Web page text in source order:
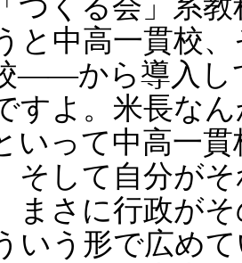
と中高一貫校
――から導入し
すよ。米長な
いって中高一
そして自分が
まさに行政が
いう形で広め